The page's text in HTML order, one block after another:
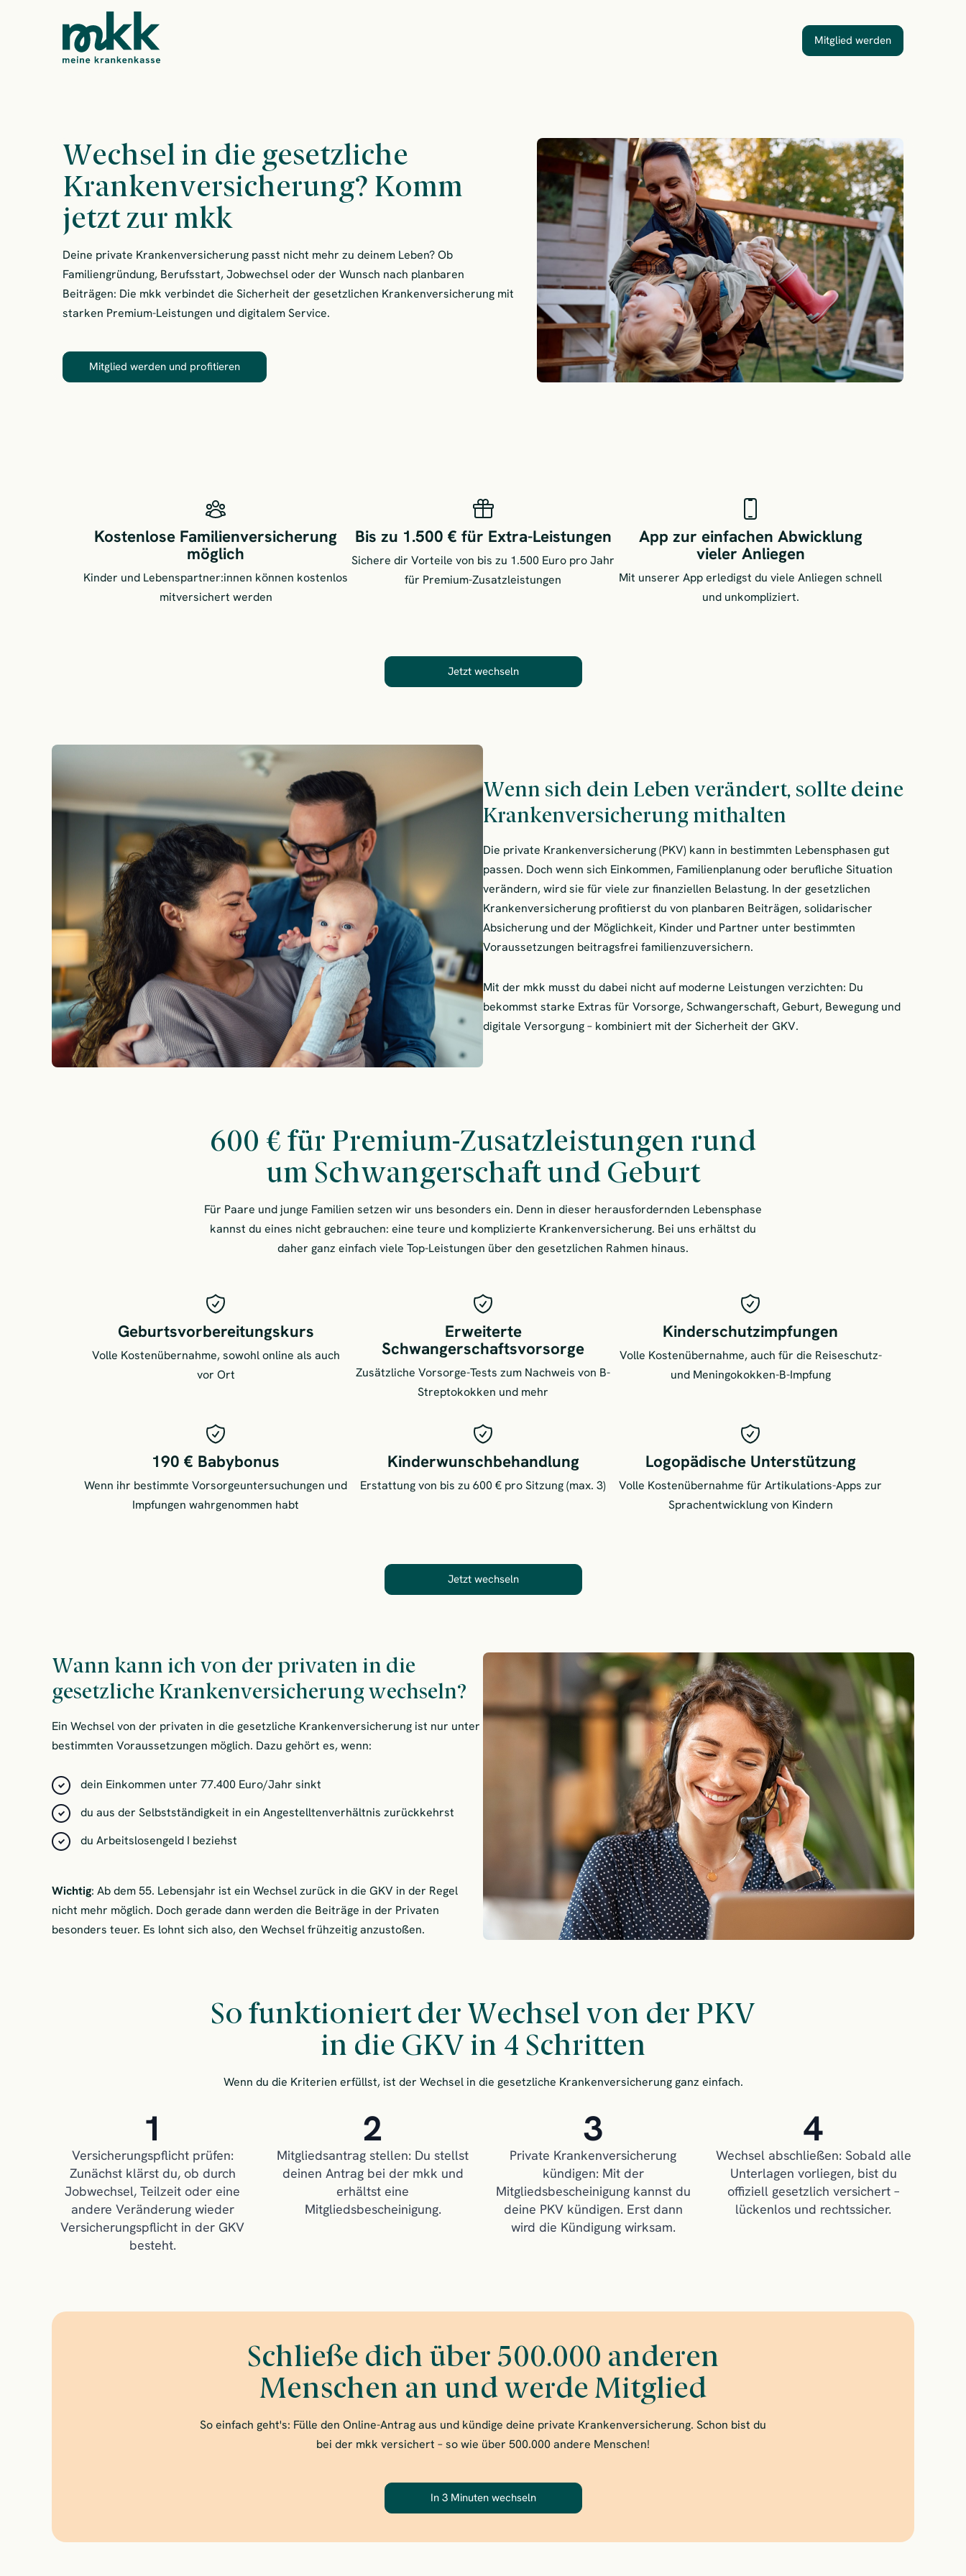
Mitglied werden
Wechsel in die gesetzliche
Krankenversicherung? Komm
jetzt zur mkk
Deine private Krankenversicherung passt nicht mehr zu deinem Leben? Ob
Familiengründung, Berufsstart, Jobwechsel oder der Wunsch nach planbaren
Beiträgen: Die mkk verbindet die Sicherheit der gesetzlichen Krankenversicherung mit
starken Premium-Leistungen und digitalem Service.
Mitglied werden und profitieren
Kostenlose Familienversicherung
möglich
Kinder und Lebenspartner:innen können kostenlos
mitversichert werden
Bis zu 1.500 € für Extra-Leistungen
Sichere dir Vorteile von bis zu 1.500 Euro pro Jahr
für Premium-Zusatzleistungen
App zur einfachen Abwicklung
vieler Anliegen
Mit unserer App erledigst du viele Anliegen schnell
und unkompliziert.
Jetzt wechseln
Wenn sich dein Leben verändert, sollte deine
Krankenversicherung mithalten
Die private Krankenversicherung (PKV) kann in bestimmten Lebensphasen gut
passen. Doch wenn sich Einkommen, Familienplanung oder berufliche Situation
verändern, wird sie für viele zur finanziellen Belastung. In der gesetzlichen
Krankenversicherung profitierst du von planbaren Beiträgen, solidarischer
Absicherung und der Möglichkeit, Kinder und Partner unter bestimmten
Voraussetzungen beitragsfrei familienzuversichern.
Mit der mkk musst du dabei nicht auf moderne Leistungen verzichten: Du
bekommst starke Extras für Vorsorge, Schwangerschaft, Geburt, Bewegung und
digitale Versorgung – kombiniert mit der Sicherheit der GKV.
600 € für Premium-Zusatzleistungen rund
um Schwangerschaft und Geburt
Für Paare und junge Familien setzen wir uns besonders ein. Denn in dieser herausfordernden Lebensphase
kannst du eines nicht gebrauchen: eine teure und komplizierte Krankenversicherung. Bei uns erhältst du
daher ganz einfach viele Top-Leistungen über den gesetzlichen Rahmen hinaus.
Geburtsvorbereitungskurs
Volle Kostenübernahme, sowohl online als auch
vor Ort
Erweiterte
Schwangerschaftsvorsorge
Zusätzliche Vorsorge-Tests zum Nachweis von B-
Streptokokken und mehr
Kinderschutzimpfungen
Volle Kostenübernahme, auch für die Reiseschutz-
und Meningokokken-B-Impfung
190 € Babybonus
Wenn ihr bestimmte Vorsorgeuntersuchungen und
Impfungen wahrgenommen habt
Kinderwunschbehandlung
Erstattung von bis zu 600 € pro Sitzung (max. 3)
Logopädische Unterstützung
Volle Kostenübernahme für Artikulations-Apps zur
Sprachentwicklung von Kindern
Jetzt wechseln
Wann kann ich von der privaten in die
gesetzliche Krankenversicherung wechseln?
Ein Wechsel von der privaten in die gesetzliche Krankenversicherung ist nur unter
bestimmten Voraussetzungen möglich. Dazu gehört es, wenn:
dein Einkommen unter 77.400 Euro/Jahr sinkt
du aus der Selbstständigkeit in ein Angestelltenverhältnis zurückkehrst
du Arbeitslosengeld I beziehst
Wichtig: Ab dem 55. Lebensjahr ist ein Wechsel zurück in die GKV in der Regel
nicht mehr möglich. Doch gerade dann werden die Beiträge in der Privaten
besonders teuer. Es lohnt sich also, den Wechsel frühzeitig anzustoßen.
So funktioniert der Wechsel von der PKV
in die GKV in 4 Schritten
Wenn du die Kriterien erfüllst, ist der Wechsel in die gesetzliche Krankenversicherung ganz einfach.
1
Versicherungspflicht prüfen:
Zunächst klärst du, ob durch
Jobwechsel, Teilzeit oder eine
andere Veränderung wieder
Versicherungspflicht in der GKV
besteht.
2
Mitgliedsantrag stellen: Du stellst
deinen Antrag bei der mkk und
erhältst eine
Mitgliedsbescheinigung.
3
Private Krankenversicherung
kündigen: Mit der
Mitgliedsbescheinigung kannst du
deine PKV kündigen. Erst dann
wird die Kündigung wirksam.
4
Wechsel abschließen: Sobald alle
Unterlagen vorliegen, bist du
offiziell gesetzlich versichert –
lückenlos und rechtssicher.
Schließe dich über 500.000 anderen
Menschen an und werde Mitglied
So einfach geht's: Fülle den Online-Antrag aus und kündige deine private Krankenversicherung. Schon bist du
bei der mkk versichert – so wie über 500.000 andere Menschen!
In 3 Minuten wechseln– Schließe dich über 500.000 anderen Menschen an und werde Mitglied